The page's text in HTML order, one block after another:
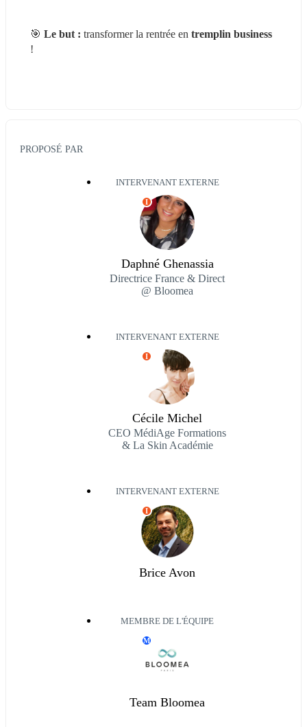
🎯 Le but : transformer la rentrée en tremplin business
!
PROPOSÉ PAR
INTERVENANT EXTERNE
I
Daphné Ghenassia
Directrice France & Direct
@ Bloomea
INTERVENANT EXTERNE
I
Cécile Michel
CEO MédiAge Formations
& La Skin Académie
INTERVENANT EXTERNE
I
Brice Avon
MEMBRE DE L'ÉQUIPE
M
Team Bloomea